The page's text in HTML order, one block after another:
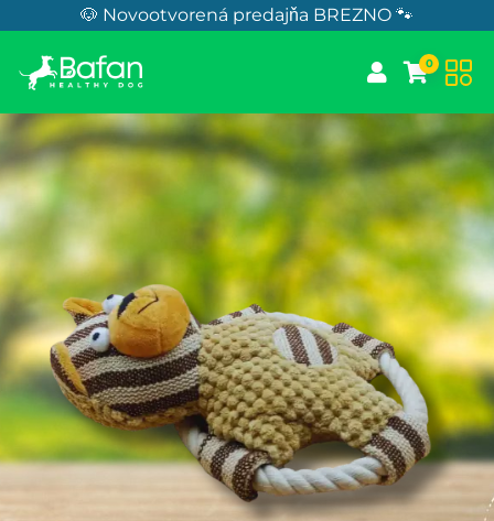
Skip to Content🐶 Novootvorená predajňa BREZNO 🐾
0